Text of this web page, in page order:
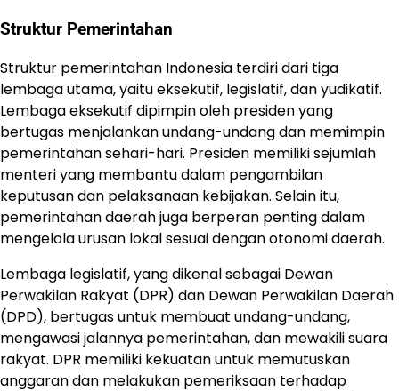
Struktur Pemerintahan
Struktur pemerintahan Indonesia terdiri dari tiga
lembaga utama, yaitu eksekutif, legislatif, dan yudikatif.
Lembaga eksekutif dipimpin oleh presiden yang
bertugas menjalankan undang-undang dan memimpin
pemerintahan sehari-hari. Presiden memiliki sejumlah
menteri yang membantu dalam pengambilan
keputusan dan pelaksanaan kebijakan. Selain itu,
pemerintahan daerah juga berperan penting dalam
mengelola urusan lokal sesuai dengan otonomi daerah.
Lembaga legislatif, yang dikenal sebagai Dewan
Perwakilan Rakyat (DPR) dan Dewan Perwakilan Daerah
(DPD), bertugas untuk membuat undang-undang,
mengawasi jalannya pemerintahan, dan mewakili suara
rakyat. DPR memiliki kekuatan untuk memutuskan
anggaran dan melakukan pemeriksaan terhadap